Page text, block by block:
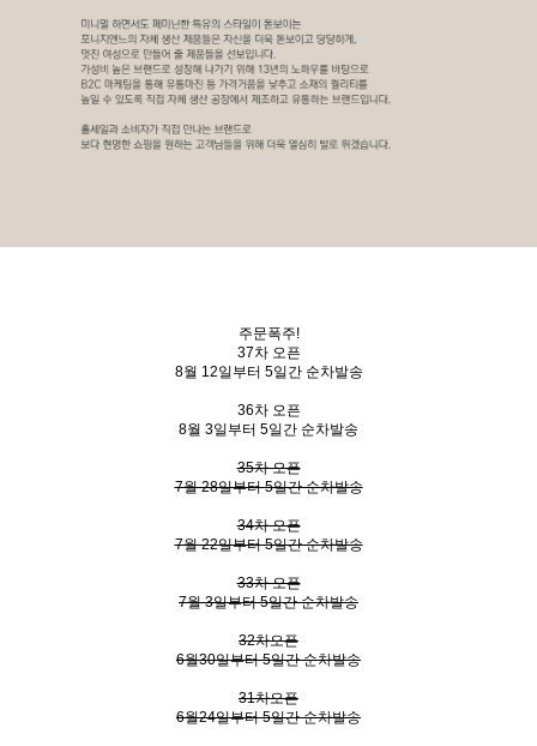
주문폭주!
37차 오픈
8월 12일부터 5일간 순차발송
36차 오픈
8월 3일부터 5일간 순차발송
35차 오픈
7월 28일부터 5일간 순차발송
34차 오픈
7월 22일부터 5일간 순차발송
33차 오픈
7월 3일부터 5일간 순차발송
32차오픈
6월30일부터 5일간 순차발송
31차오픈
6월24일부터 5일간 순차발송